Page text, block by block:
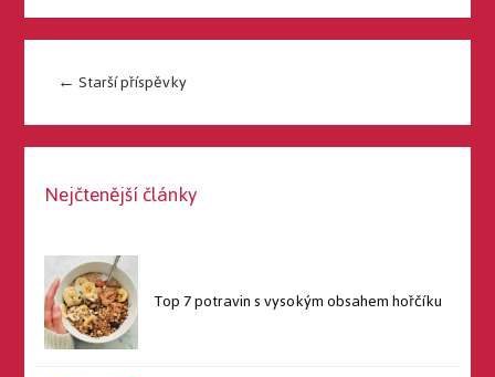
← Starší příspěvky
Nejčtenější články
Top 7 potravin s vysokým obsahem hořčíku